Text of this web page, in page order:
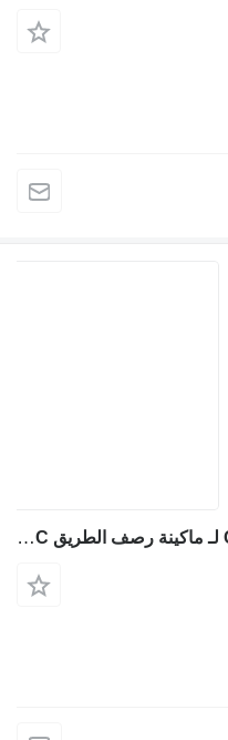
وحدة التحكم Caterpillar 5638071 لـ ماكينة رصف الطريق Caterpillar 120 770 772 986 D6R 6020 6030 6040 CB13 CB15 CB16 390F 374F 770G 772G 140K 160K 834K 986K 988K 6020B D5R12 313D2 316D2 130GC 950GC 966GC 988GC AP600F AP655F 313D2GC